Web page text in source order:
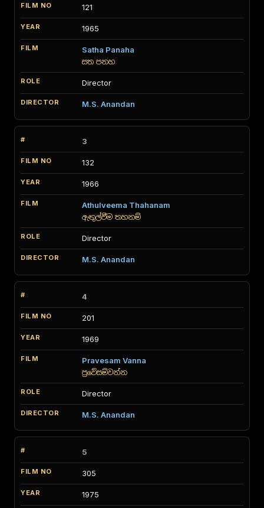
121
1965
Satha Panaha
සත පනහ
Director
M.S. Anandan
3
132
1966
Athulveema Thahanam
ඇතුල්වීම තහනම්
Director
M.S. Anandan
4
201
1969
Pravesam Vanna
ප්‍රවේසම්වන්න
Director
M.S. Anandan
5
305
1975